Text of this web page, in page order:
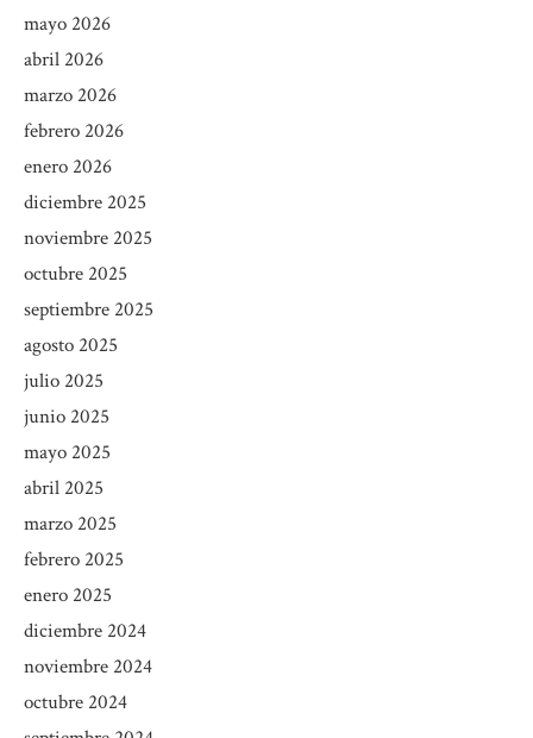
mayo 2026
abril 2026
marzo 2026
febrero 2026
enero 2026
diciembre 2025
noviembre 2025
octubre 2025
septiembre 2025
agosto 2025
julio 2025
junio 2025
mayo 2025
abril 2025
marzo 2025
febrero 2025
enero 2025
diciembre 2024
noviembre 2024
octubre 2024